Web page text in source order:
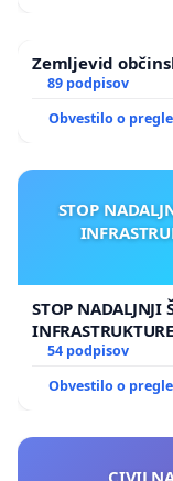
Zemljevid
89 podpisov
Obvestilo o
STOP
STOP NADALJNJI
GRADIŠČAKU
54 podpisov
Obvestilo o